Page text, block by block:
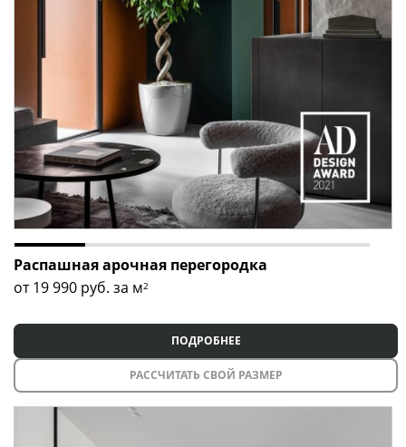
связался с вами, рассчитал стоимость доставки и
монтажа, а также ответил на все ваши вопросы!
Распашная арочная перегородка
от 19 990 руб. за м2
ПОДРОБНЕЕ
РАССЧИТАТЬ СВОЙ РАЗМЕР